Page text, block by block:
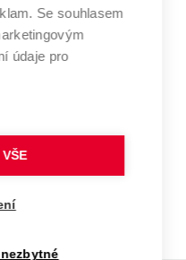
Brně
Se souhlasem
údaje pro